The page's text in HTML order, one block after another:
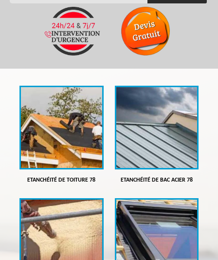
ETANCHÉITÉ DE TOITURE 78 ETANCHÉITÉ DE BAC ACIER 78